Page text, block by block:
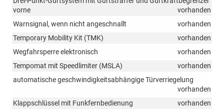
vorne
vorhanden
Warnsignal, wenn nicht angeschnallt
vorhanden
Temporary Mobility Kit (TMK)
vorhanden
Wegfahrsperre elektronisch
vorhanden
Tempomat mit Speedlimiter (MSLA)
vorhanden
automatische geschwindigkeitsabhängige Türverriegelung
vorhanden
Klappschlüssel mit Funkfernbedienung
vorhanden